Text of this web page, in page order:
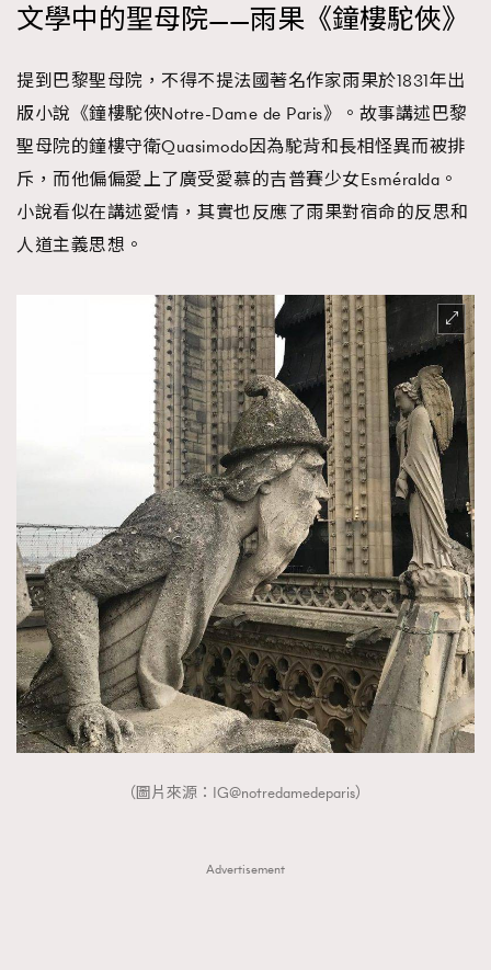
文學中的聖母院——雨果《鐘樓駝俠》
提到巴黎聖母院，不得不提法國著名作家雨果於1831年出
版小說《鐘樓駝俠Notre-Dame de Paris》。故事講述巴黎
聖母院的鐘樓守衛Quasimodo因為駝背和長相怪異而被排
斥，而他偏偏愛上了廣受愛慕的吉普賽少女Esméralda。
小說看似在講述愛情，其實也反應了雨果對宿命的反思和
人道主義思想。
（圖片來源：IG@notredamedeparis）
Advertisement